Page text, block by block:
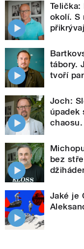
Telička:
okolí. S
tábory.
tvoří
Joch:
úpadek
bez
Jaké je